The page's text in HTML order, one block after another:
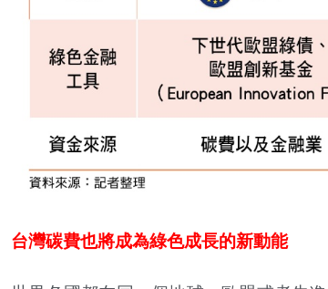
台灣碳費也將成為綠色成長的新動能